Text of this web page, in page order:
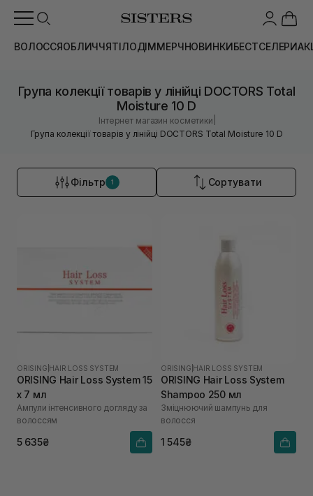
ВОЛОССЯОБЛИЧЧЯТІЛОДІММЕРЧНОВИНКИБЕСТСЕЛЕРИ
Група колекції товарів у лінійці DOCTORS Total
Moisture 10 D
Інтернет магазин косметики
Група колекції товарів у лінійці DOCTORS Total Moisture 10 D
Фільтр 1 Сортувати
ORISING HAIR LOSS SYSTEM
ORISING Hair Loss System 15
х 7 мл
Ампули інтенсивного догляду за
волоссям
5 635₴
ORISING HAIR LOSS SYSTEM
ORISING Hair Loss System
Shampoo 250 мл
Зміцнюючий шампунь для
волосся
1 545₴